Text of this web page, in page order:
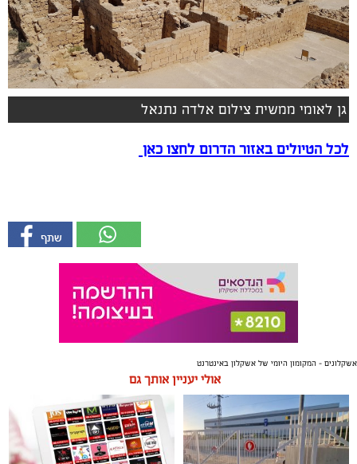
גן לאומי ממשית צילום אלדה נתנאל
לכל הטיולים באזור הדרום לחצו כאן
אשקלונים - המקומון היומי של אשקלון באינטרנט
אולי יעניין אותך גם